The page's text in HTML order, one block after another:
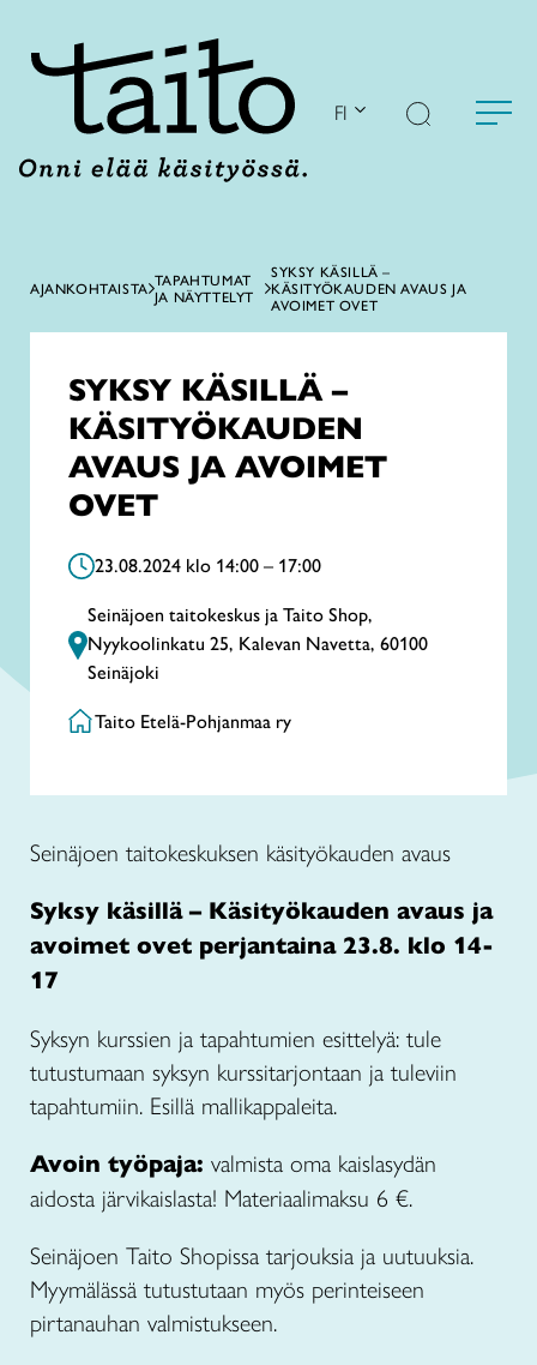
FI
AJANKOHTAISTA TAPAHTUMAT
JA NÄYTTELYT
SYKSY KÄSILLÄ –
KÄSITYÖKAUDEN AVAUS JA
AVOIMET OVET
SYKSY KÄSILLÄ –
KÄSITYÖKAUDEN
AVAUS JA AVOIMET
OVET
23.08.2024 klo 14:00 – 17:00
Seinäjoen taitokeskus ja Taito Shop,
Nyykoolinkatu 25, Kalevan Navetta, 60100
Seinäjoki
Taito Etelä-Pohjanmaa ry
Seinäjoen taitokeskuksen käsityökauden avaus
Syksy käsillä – Käsityökauden avaus ja
avoimet ovet perjantaina 23.8. klo 14-
17
Syksyn kurssien ja tapahtumien esittelyä: tule
tutustumaan syksyn kurssitarjontaan ja tuleviin
tapahtumiin. Esillä mallikappaleita.
Avoin työpaja: valmista oma kaislasydän
aidosta järvikaislasta! Materiaalimaksu 6 €.
Seinäjoen Taito Shopissa tarjouksia ja uutuuksia.
Myymälässä tutustutaan myös perinteiseen
pirtanauhan valmistukseen.